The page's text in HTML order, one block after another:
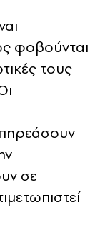
φοβούνται
τους
σε